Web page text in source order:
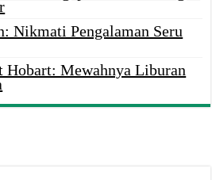
Nikmati Pengalaman Seru
Hobart: Mewahnya Liburan